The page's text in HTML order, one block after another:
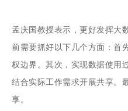
孟庆国教授表示，更好发挥大
前需要抓好以下几个方面：首
权边界。其次，实现数据使用
结合实际工作需求开展共享。
享。